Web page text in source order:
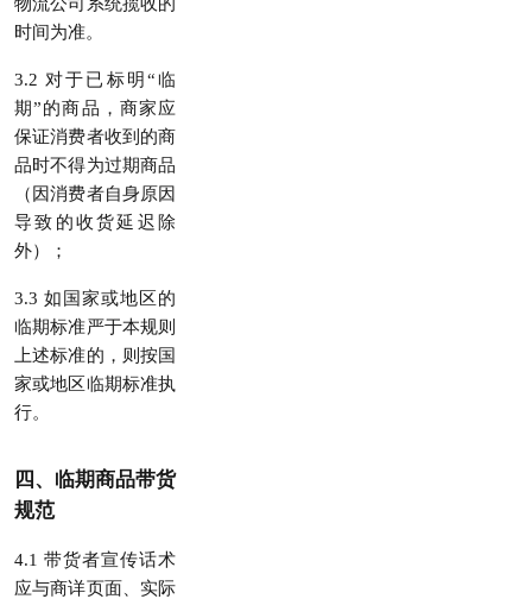
时间为准。
3.2 对于已标明“临
期”的商品，商家应
保证消费者收到的商
品时不得为过期商品
（因消费者自身原因
导致的收货延迟除
外）；
3.3 如国家或地区的
临期标准严于本规则
上述标准的，则按国
家或地区临期标准执
行。
四、临期商品带货
规范
4.1 带货者宣传话术
应与商详页面、实际